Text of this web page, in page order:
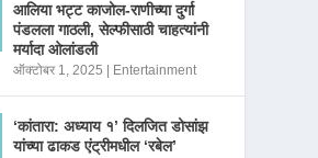
आलिया भट्ट काजोल-राणीच्या दुर्गा
पंडलला गाठली, सेल्फीसाठी चाहत्यांनी
मर्यादा ओलांडली
ऑक्टोबर 1, 2025 Entertainment
‘कांतारा: अध्याय १’ दिलजित डोसांझ
यांच्या ढाकड एंट्रीमधील ‘रबेल’